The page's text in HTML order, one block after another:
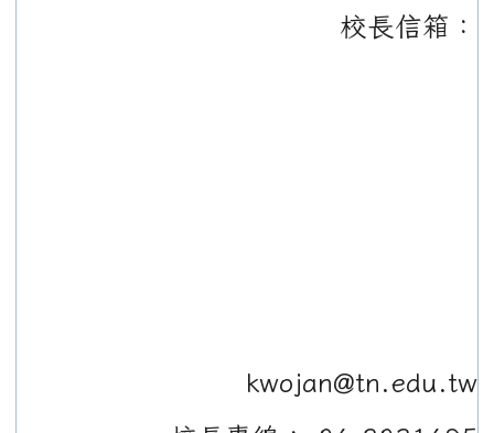
校長信箱：
kwojan@tn.edu.tw